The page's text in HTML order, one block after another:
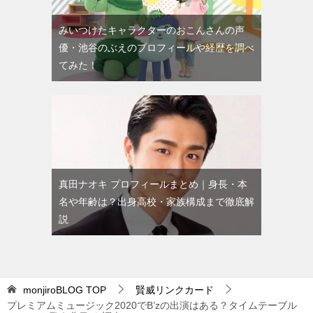
みいつけたキャラクターのおこんさんの声
優・池谷のぶえのプロフィールや経歴を調べ
てみた！
真田ナオキ プロフィールまとめ｜身長・本
名や年齢は？出身高校・家族構成まで徹底解
説
monjiroBLOG TOP
賢威リンクカード
プレミアムミュージック2020でB’zの出演はある？タイムテーブル